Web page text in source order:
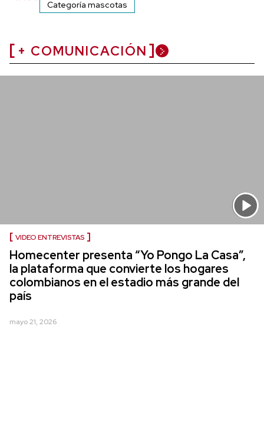
Categoría mascotas
+ COMUNICACIÓN
VIDEO ENTREVISTAS
Homecenter presenta “Yo Pongo La Casa”,
la plataforma que convierte los hogares
colombianos en el estadio más grande del
país
mayo 21, 2026